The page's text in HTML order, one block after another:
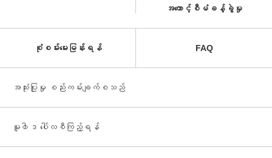
အကောင့်စီမံခန့်ခွဲမှု
စုံစမ်းမေးမြန်းရန် FAQ
အသုံးပြုမှု စည်းကမ်းချက်စသည်
မူ၀ါဒ ပေါ်လစီကြည့်ရန်